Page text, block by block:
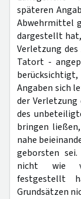
späteren
Abwehrmittel
dargestellt
Verletzung
Tatort -
Angaben sich
der Verletzung
des
bringen
nahe
geborsten
nicht wie
festgestellt
Grundsätzen